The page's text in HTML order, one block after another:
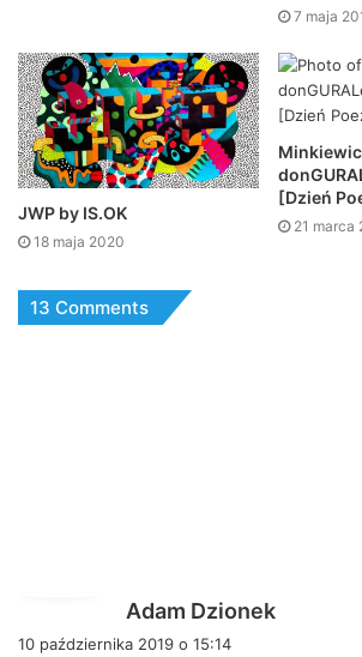
7 maja
JWP by IS.OK
18 maja 2020
[Dzień
21 marca
13 Comments
Adam Dzionek
10 października 2019 o 15:14